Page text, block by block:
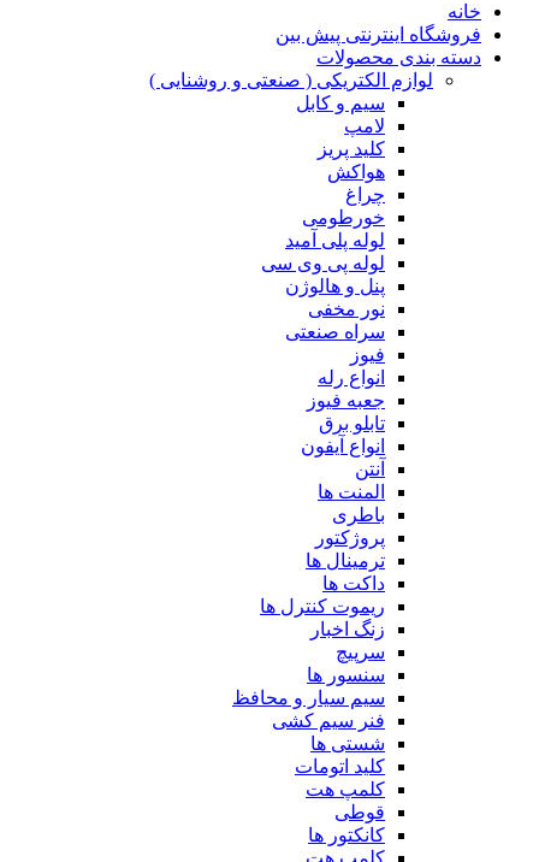
خانه
فروشگاه اینترنتی پیش بین
دسته بندی محصولات
لوازم الکتریکی ( صنعتی و روشنایی )
سیم و کابل
لامپ
کلید پریز
هواکش
چراغ
خورطومی
لوله پلی آمید
لوله پی وی سی
پنل و هالوژن
نور مخفی
سراه صنعتی
فیوز
انواع رله
جعبه فیوز
تابلو برق
انواع آیفون
آنتن
المنت ها
باطری
پروژکتور
ترمینال ها
داکت ها
ریموت کنترل ها
زنگ اخبار
سرپیچ
سنسور ها
سیم سیار و محافظ
فنر سیم کشی
شستی ها
کلید اتومات
کلمپ هت
قوطی
کانکتور ها